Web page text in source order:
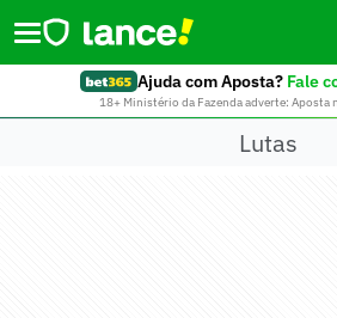
Ajuda com Aposta? Fale
18+ Ministério da Fazenda adverte: Aposta
Lutas